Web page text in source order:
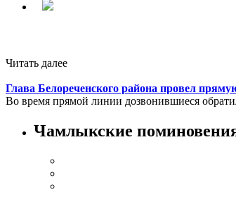
Читать далее
Глава Белореченского района провел
Во время прямой линии дозвонившиеся
Чамлыкские